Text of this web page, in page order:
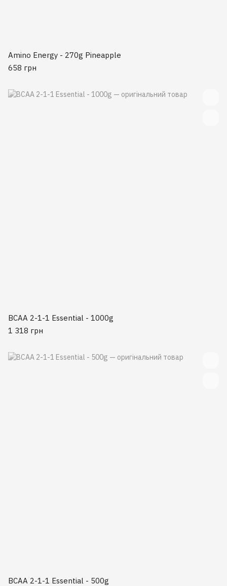
Amino Energy - 270g Pineapple
658 грн
BCAA 2-1-1 Essential - 1000g
1 318 грн
BCAA 2-1-1 Essential - 500g